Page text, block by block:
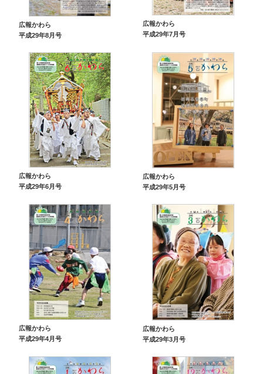
広報かわら
平成29年8月号
広報かわら
平成29年7月号
広報かわら
平成29年6月号
広報かわら
平成29年5月号
広報かわら
平成29年4月号
広報かわら
平成29年3月号